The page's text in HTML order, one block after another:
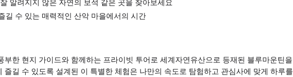
알려지지 않은 자연의 보석 같은 곳을 찾아보세요
길 수 있는 매력적인 산악 마을에서의 시간
부한 현지 가이드와 함께하는 프라이빗 투어로 세계자연유산으로 등재된 블루마운틴을
즐길 수 있도록 설계된 이 특별한 체험은 나만의 속도로 탐험하고 관심사에 맞게 하루를